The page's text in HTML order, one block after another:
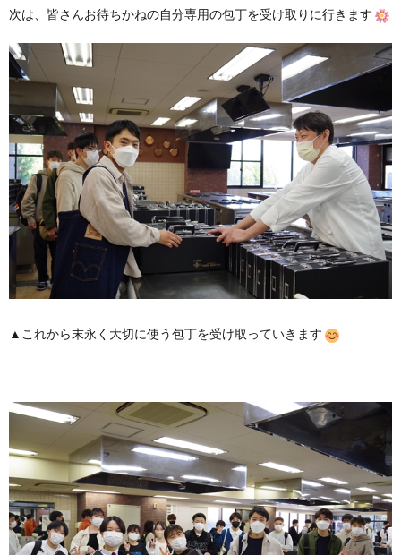
次は、皆さんお待ちかねの自分専用の包丁を受け取りに行きます
▲これから末永く大切に使う包丁を受け取っていきます